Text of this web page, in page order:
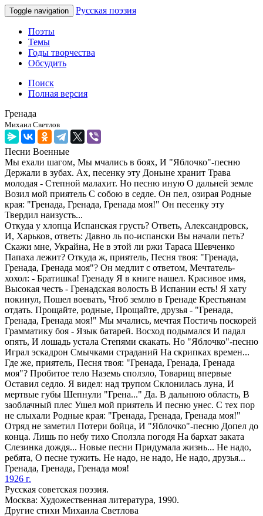
Toggle navigation Русская поэзия
Поэты
Темы
Годы творчества
Обсудить
Поиск
Полная версия
Гренада
Михаил Светлов
Песни Военные
Мы ехали шагом, Мы мчались в боях, И "Яблочко"-песню
Держали в зубах. Ах, песенку эту Доныне хранит Трава
молодая - Степной малахит. Но песню иную О дальней земле
Возил мой приятель С собою в седле. Он пел, озирая Родные
края: "Гренада, Гренада, Гренада моя!" Он песенку эту
Твердил наизусть...
Откуда у хлопца Испанская грусть? Ответь, Александровск,
И, Харьков, ответь: Давно ль по-испански Вы начали петь?
Скажи мне, Украйна, Не в этой ли ржи Тараса Шевченко
Папаха лежит? Откуда ж, приятель, Песня твоя: "Гренада,
Гренада, Гренада моя"? Он медлит с ответом, Мечтатель-
хохол: - Братишка! Гренаду Я в книге нашел. Красивое имя,
Высокая честь - Гренадская волость В Испании есть! Я хату
покинул, Пошел воевать, Чтоб землю в Гренаде Крестьянам
отдать. Прощайте, родные, Прощайте, друзья - "Гренада,
Гренада, Гренада моя!" Мы мчались, мечтая Постичь поскорей
Грамматику боя - Язык батарей. Восход подымался И падал
опять, И лошадь устала Степями скакать. Но "Яблочко"-песню
Играл эскадрон Смычками страданий На скрипках времен...
Где же, приятель, Песня твоя: "Гренада, Гренада, Гренада
моя"? Пробитое тело Наземь сползло, Товарищ впервые
Оставил седло. Я видел: над трупом Склонилась луна, И
мертвые губы Шепнули "Грена..." Да. В дальнюю область, В
заоблачный плес Ушел мой приятель И песню унес. С тех пор
не слыхали Родные края: "Гренада, Гренада, Гренада моя!"
Отряд не заметил Потери бойца, И "Яблочко"-песню Допел до
конца. Лишь по небу тихо Сползла погодя На бархат заката
Слезинка дождя... Новые песни Придумала жизнь... Не надо,
ребята, О песне тужить. Не надо, не надо, Не надо, друзья...
Гренада, Гренада, Гренада моя!
1926 г.
Русская советская поэзия.
Москва: Художественная литература, 1990.
Другие стихи Михаила Светлова